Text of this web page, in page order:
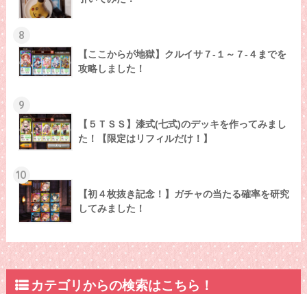
8
【ここからが地獄】クルイサ７-１～７-４までを
攻略しました！
9
【５ＴＳＳ】漆式(七式)のデッキを作ってみまし
た！【限定はリフィルだけ！】
10
【初４枚抜き記念！】ガチャの当たる確率を研究
してみました！
カテゴリからの検索はこちら！